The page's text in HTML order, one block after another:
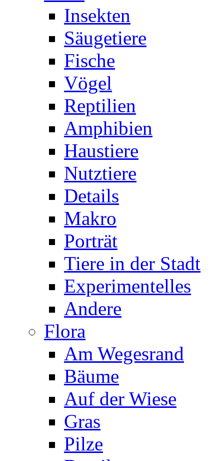
Insekten
Säugetiere
Fische
Vögel
Reptilien
Amphibien
Haustiere
Nutztiere
Details
Makro
Porträt
Tiere in der Stadt
Experimentelles
Andere
Flora
Am Wegesrand
Bäume
Auf der Wiese
Gras
Pilze